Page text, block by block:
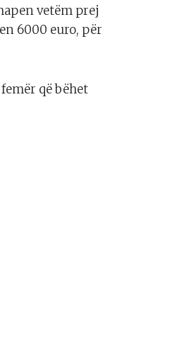
vetëm prej
6000 euro, për
që bëhet